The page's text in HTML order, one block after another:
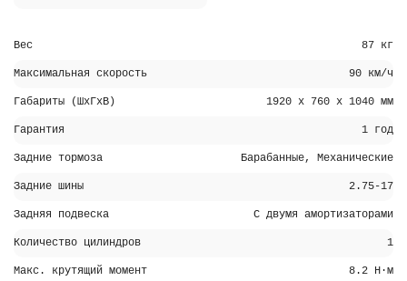
Вес 87 кг
Максимальная скорость 90 км/ч
Габариты (ШхГхВ) 1920 х 760 х 1040 мм
Гарантия 1 год
Задние тормоза Барабанные, Механические
Задние шины 2.75-17
Задняя подвеска С двумя амортизаторами
Количество цилиндров 1
Макс. крутящий момент 8.2 Н·м